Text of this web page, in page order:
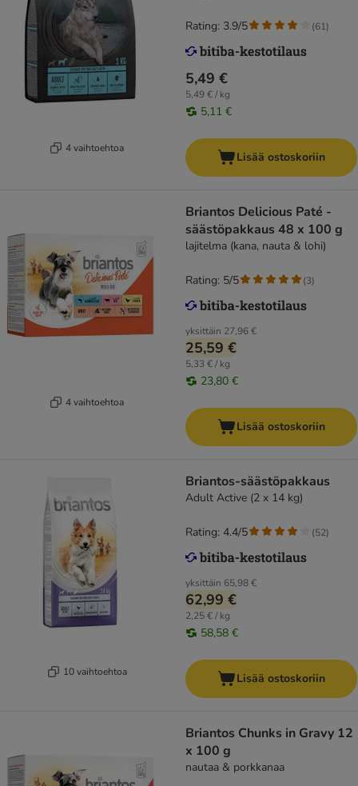
4 vaihtoehtoa
5,49 €
5,49 € / kg
5,11 €
Rating: 3.9/5 (61)
Lisää ostoskoriin
4 vaihtoehtoa
Briantos Delicious Paté -
säästöpakkaus 48 x 100 g
lajitelma (kana, nauta & lohi)
yksittäin 27,96 €
25,59 €
5,33 € / kg
23,80 €
Rating: 5/5 (3)
Lisää ostoskoriin
10 vaihtoehtoa
Briantos-säästöpakkaus
Adult Active (2 x 14 kg)
yksittäin 65,98 €
62,99 €
2,25 € / kg
58,58 €
Rating: 4.4/5 (52)
Lisää ostoskoriin
Briantos Chunks in Gravy 12
x 100 g
nautaa & porkkanaa